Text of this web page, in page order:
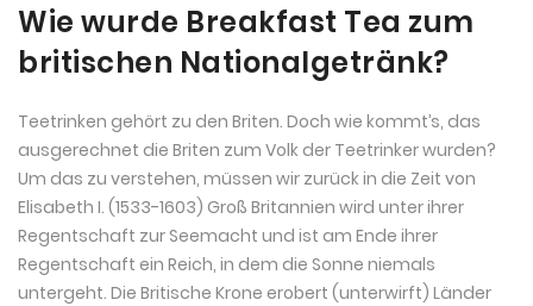
Wie wurde Breakfast Tea zum
britischen Nationalgetränk?
Teetrinken gehört zu den Briten. Doch wie kommt’s, das
ausgerechnet die Briten zum Volk der Teetrinker wurden?
Um das zu verstehen, müssen wir zurück in die Zeit von
Elisabeth I. (1533-1603) Groß Britannien wird unter ihrer
Regentschaft zur Seemacht und ist am Ende ihrer
Regentschaft ein Reich, in dem die Sonne niemals
untergeht. Die Britische Krone erobert (unterwirft) Länder